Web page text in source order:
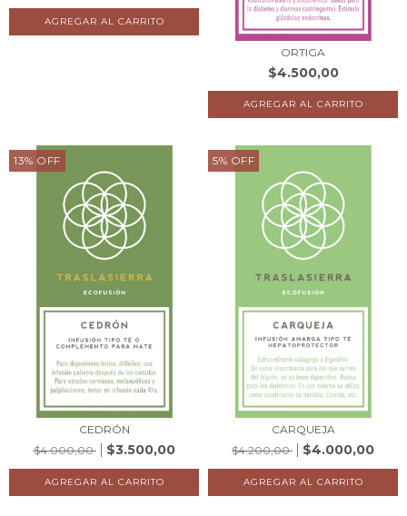
ORTIGA
$4.500,00
13% OFF
CEDRÓN
$4.000,00
$3.500,00
5% OFF
CARQUEJA
$4.200,00
$4.000,00